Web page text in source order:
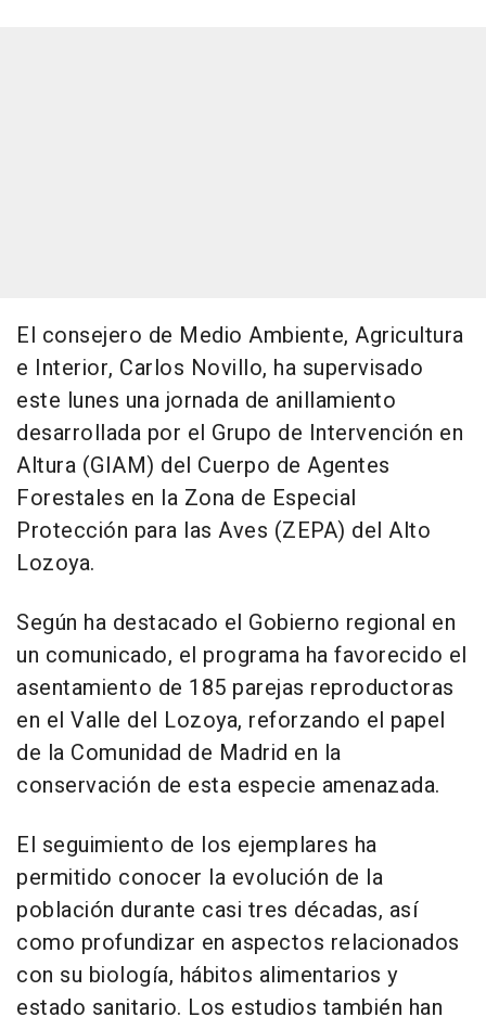
El consejero de Medio Ambiente, Agricultura
e Interior, Carlos Novillo, ha supervisado
este lunes una jornada de anillamiento
desarrollada por el Grupo de Intervención en
Altura (GIAM) del Cuerpo de Agentes
Forestales en la Zona de Especial
Protección para las Aves (ZEPA) del Alto
Lozoya.
Según ha destacado el Gobierno regional en
un comunicado, el programa ha favorecido el
asentamiento de 185 parejas reproductoras
en el Valle del Lozoya, reforzando el papel
de la Comunidad de Madrid en la
conservación de esta especie amenazada.
El seguimiento de los ejemplares ha
permitido conocer la evolución de la
población durante casi tres décadas, así
como profundizar en aspectos relacionados
con su biología, hábitos alimentarios y
estado sanitario. Los estudios también han